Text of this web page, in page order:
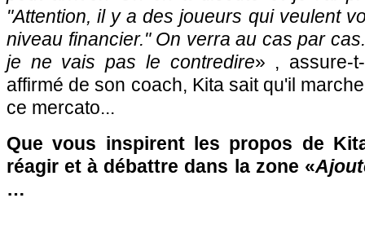
"Attention, il y a des joueurs qui veulent
niveau financier." On verra au cas par
je ne vais pas le contredire» , assure-
affirmé de son coach, Kita sait qu'il
ce mercato...
Que vous inspirent les propos de
réagir et à débattre dans la zone «
…